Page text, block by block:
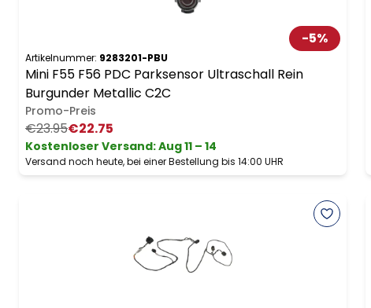
-5%
Artikelnummer: 9283201-PBU
Mini F55 F56 PDC Parksensor Ultraschall Rein
Burgunder Metallic C2C
Promo-Preis
€23.95€22.75
Kostenloser Versand:Aug 11 – 14
Versand noch heute, bei einer Bestellung bis 14:00 UHR